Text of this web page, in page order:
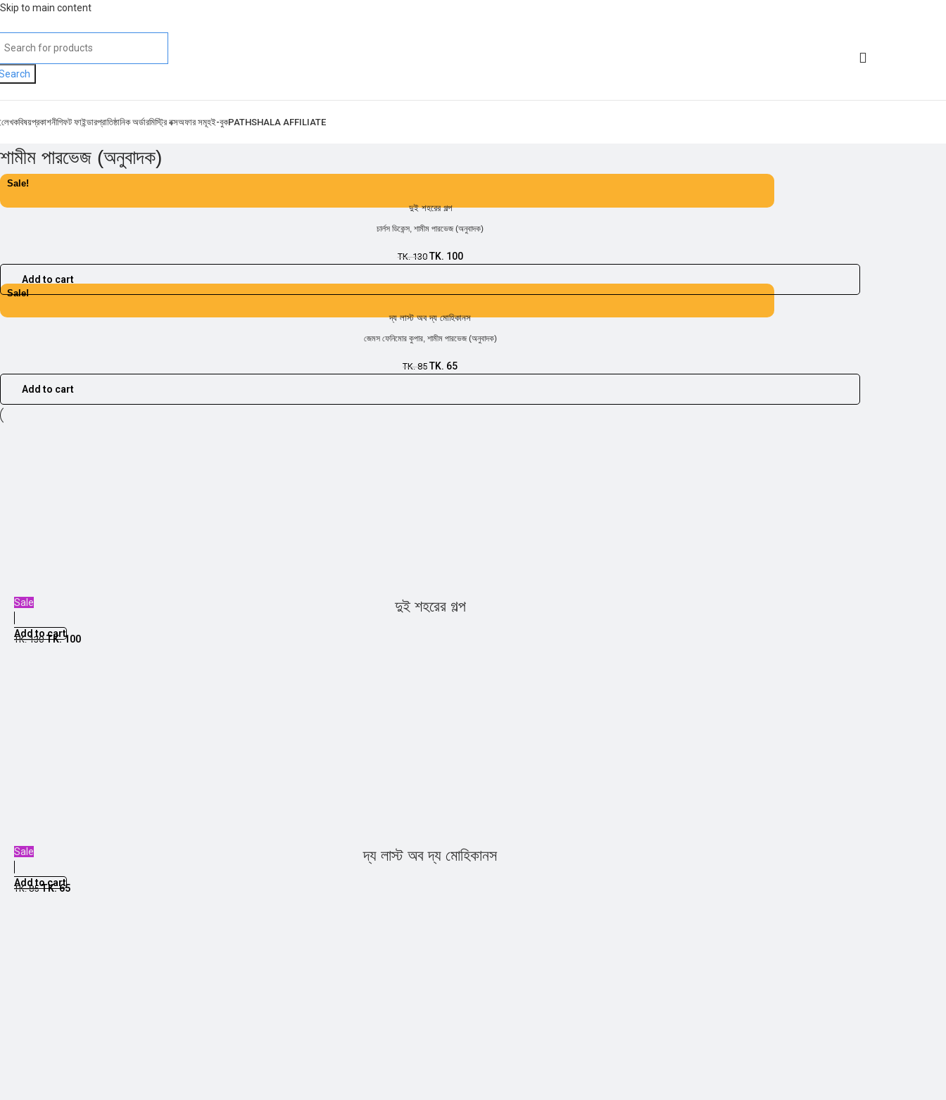
Skip to main content
লেখকবিষয়প্রকাশনীগিফট ফাইন্ডারপ্রাতিষ্ঠানিক অর্ডারমিস্ট্রি বক্সঅফার সমূহই-বুকPATHSHALA AFFILIATE
শামীম পারভেজ (অনুবাদক)
Sale!
দুই শহরের গল্প
চার্লস ডিকেন্স, শামীম পারভেজ (অনুবাদক)
TK.130 TK. 100
Add to cart
Sale!
দ্য লাস্ট অব দ্য মোহিকানস
জেমস ফেনিমোর কুপার, শামীম পারভেজ (অনুবাদক)
TK.85 TK. 65
Add to cart
Sale
Add to cart
দুই শহরের গল্প
TK.130 TK.100
Sale
Add to cart
দ্য লাস্ট অব দ্য মোহিকানস
TK.85 TK.65